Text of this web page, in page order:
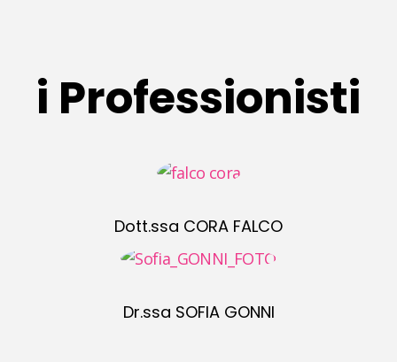
i Professionisti
Dott.ssa CORA FALCO
Dr.ssa SOFIA GONNI